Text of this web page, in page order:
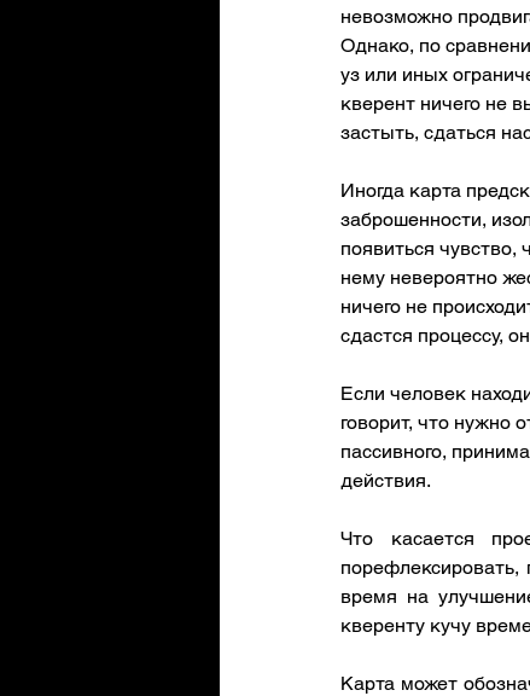
невозможно
Однако, по
уз или иных
кверент ничего не
застыть, сдаться
Иногда карта
заброшенности,
появиться чувство,
нему невероятно
ничего не
сдастся процессу,
Если человек
говорит, что нужно
пассивного,
действия.
Что касается
время на
кверенту кучу
Карта может